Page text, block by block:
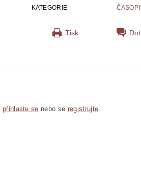
KATEGORIE
Tisk
přihlaste se nebo se registrujte.